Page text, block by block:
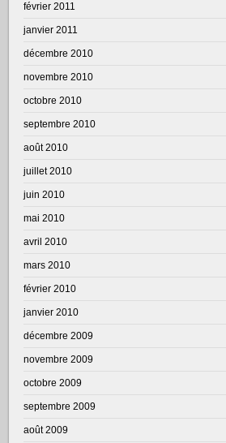
février 2011
janvier 2011
décembre 2010
novembre 2010
octobre 2010
septembre 2010
août 2010
juillet 2010
juin 2010
mai 2010
avril 2010
mars 2010
février 2010
janvier 2010
décembre 2009
novembre 2009
octobre 2009
septembre 2009
août 2009